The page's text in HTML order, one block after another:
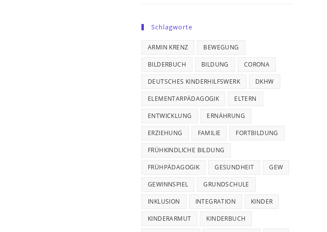
Schlagworte
ARMIN KRENZ BEWEGUNG
BILDERBUCH BILDUNG CORONA
DEUTSCHES KINDERHILFSWERK DKHW
ELEMENTARPÄDAGOGIK ELTERN
ENTWICKLUNG ERNÄHRUNG
ERZIEHUNG FAMILIE FORTBILDUNG
FRÜHKINDLICHE BILDUNG
FRÜHPÄDAGOGIK GESUNDHEIT GEW
GEWINNSPIEL GRUNDSCHULE
INKLUSION INTEGRATION KINDER
KINDERARMUT KINDERBUCH